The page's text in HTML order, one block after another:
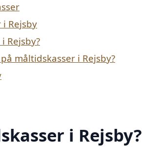
Rejsby
Rejsby?
måltidskasser i Rejsby?
i Rejsby?